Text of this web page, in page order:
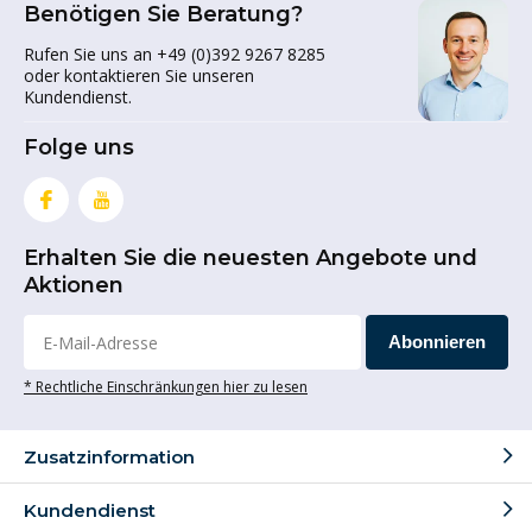
Benötigen Sie Beratung?
Rufen Sie uns an +49 (0)392 9267 8285
oder kontaktieren Sie unseren
Kundendienst.
Folge uns
Erhalten Sie die neuesten Angebote und
Aktionen
Abonnieren
* Rechtliche Einschränkungen hier zu lesen
Zusatzinformation
Kundendienst